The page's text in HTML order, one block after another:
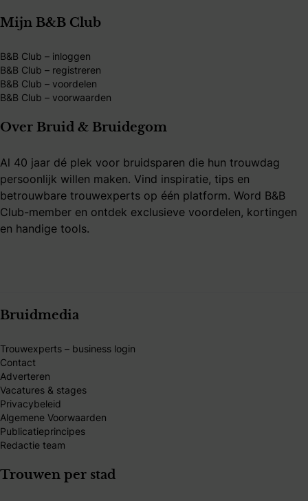
Mijn B&B Club
B&B Club – inloggen
B&B Club – registreren
B&B Club – voordelen
B&B Club – voorwaarden
Over Bruid & Bruidegom
Al 40 jaar dé plek voor bruidsparen die hun trouwdag
persoonlijk willen maken. Vind inspiratie, tips en
betrouwbare trouwexperts op één platform. Word B&B
Club-member en ontdek exclusieve voordelen, kortingen
en handige tools.
Bruidmedia
Trouwexperts – business login
Contact
Adverteren
Vacatures & stages
Privacybeleid
Algemene Voorwaarden
Publicatieprincipes
Redactie team
Trouwen per stad